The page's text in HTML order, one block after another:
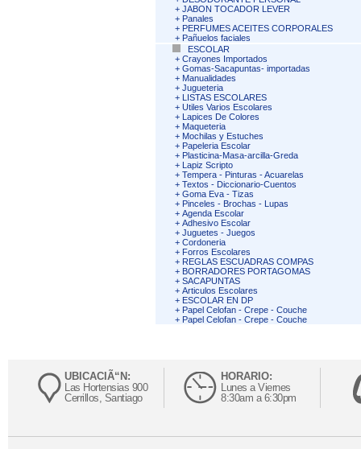
+ JABON TOCADOR LEVER
+ Panales
+ PERFUMES ACEITES CORPORALES
+ Pañuelos faciales
ESCOLAR
+ Crayones Importados
+ Gomas-Sacapuntas- importadas
+ Manualidades
+ Jugueteria
+ LISTAS ESCOLARES
+ Utiles Varios Escolares
+ Lapices De Colores
+ Maqueteria
+ Mochilas y Estuches
+ Papeleria Escolar
+ Plasticina-Masa-arcilla-Greda
+ Lapiz Scripto
+ Tempera - Pinturas - Acuarelas
+ Textos - Diccionario-Cuentos
+ Goma Eva - Tizas
+ Pinceles - Brochas - Lupas
+ Agenda Escolar
+ Adhesivo Escolar
+ Juguetes - Juegos
+ Cordoneria
+ Forros Escolares
+ REGLAS ESCUADRAS COMPAS
+ BORRADORES PORTAGOMAS
+ SACAPUNTAS
+ Articulos Escolares
+ ESCOLAR EN DP
+ Papel Celofan - Crepe - Couche
+ Papel Celofan - Crepe - Couche
UBICACIÃ“N:
Las Hortensias 900
Cerrillos, Santiago
HORARIO:
Lunes a Viernes
8:30am a 6:30pm